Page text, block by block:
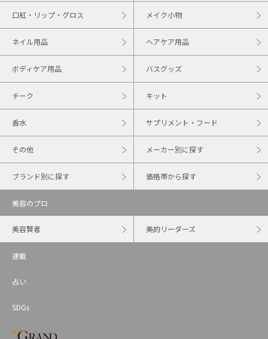
口紅・リップ・グロス メイク小物
ネイル用品 ヘアケア用品
ボディケア用品 バスグッズ
チーク キット
香水 サプリメント・フード
その他 メーカー別に探す
ブランド別に探す 価格帯から探す
美容のプロ
美容賢者 美的リーダーズ
連載
占い
SDGs